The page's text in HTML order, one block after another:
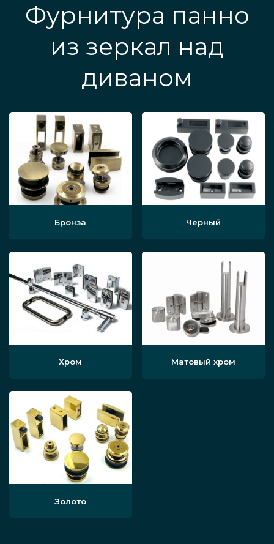
Фурнитура панно
из зеркал над
диваном
Бронза Черный
Хром Матовый хром
Золото